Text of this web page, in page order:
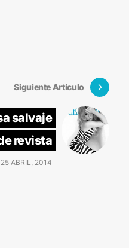
Siguiente Artículo
salvaje
revista
25 ABRIL, 2014